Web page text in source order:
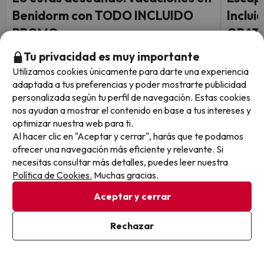
Benidorm con TODO INCLUIDO
PROMO
Magic Cristal Park
7.7 1048 opiniones
Benidorm
Todo incluido
Fechas para viajar: hasta el 11 de
septiembre de 2026.
1 noche desde
95€/pers.
7.3
Todo
Ver todos los chollos
Otras iniciativas de éxito del grupo Viajes Para Ti S.L.U.
Tu privacidad es muy importante
Utilizamos cookies únicamente para darte una experiencia
adaptada a tus preferencias y poder mostrarte publicidad
personalizada según tu perfil de navegación. Estas cookies
nos ayudan a mostrar el contenido en base a tus intereses y
optimizar nuestra web para ti.
Al hacer clic en "Aceptar y cerrar", harás que te podamos
ofrecer una navegación más eficiente y relevante. Si
necesitas consultar más detalles, puedes leer nuestra
Política de Cookies. Muchas gracias.
Aceptar y cerrar
Rechazar